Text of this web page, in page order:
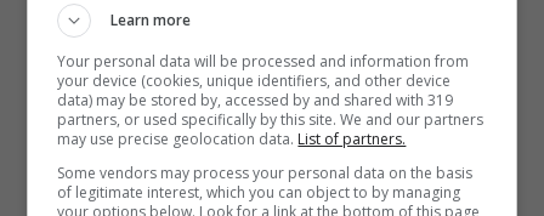
Learn more
Your personal data will be processed and information from
your device (cookies, unique identifiers, and other device
data) may be stored by, accessed by and shared with 319
partners, or used specifically by this site. We and our partners
may use precise geolocation data. List of partners.
Some vendors may process your personal data on the basis
of legitimate interest, which you can object to by managing
your options below. Look for a link at the bottom of this page